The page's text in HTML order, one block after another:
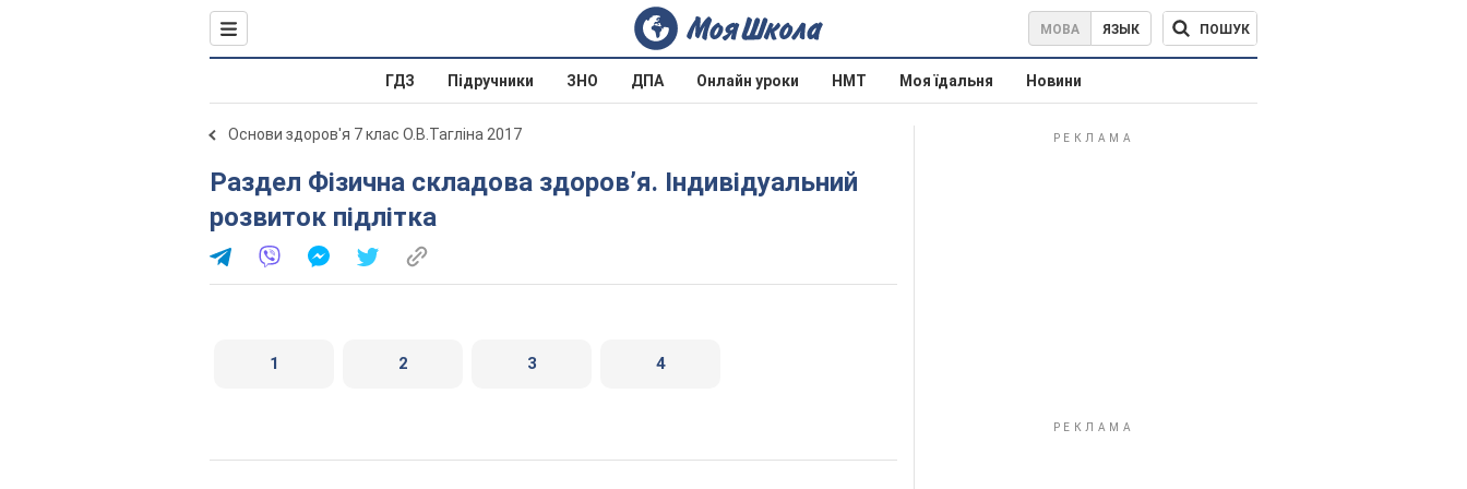
МОВА ЯЗЫК ПОШУК
ГДЗ Підручники ЗНО ДПА Онлайн уроки НМТ Моя їдальня Новини
Основи здоров'я 7 клас О.В.Тагліна 2017
Раздел Фізична складова здоров’я. Індивідуальний
розвиток підлітка
1 2 3 4